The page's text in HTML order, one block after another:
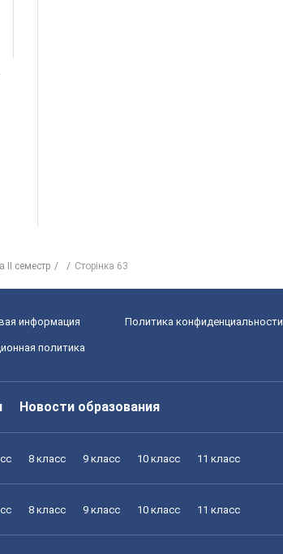
семестр Сторінка 63
информация Политика конфиденциальности
политика
Новости образования
8 класс 9 класс 10 класс 11 класс
8 класс 9 класс 10 класс 11 класс